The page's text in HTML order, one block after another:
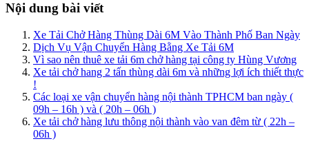
Nội dung bài viết
Xe Tải Chở Hàng Thùng Dài 6M Vào Thành Phố Ban Ngày
Dịch Vụ Vận Chuyển Hàng Bằng Xe Tải 6M
Vì sao nên thuê xe tải 6m chở hàng tại công ty Hùng Vương
Xe tải chở hang 2 tấn thùng dài 6m và những lợi ích thiết thực
!
Các loại xe vận chuyển hàng nội thành TPHCM ban ngày (
09h – 16h ) và ( 20h – 06h )
Xe tải chở hàng lưu thông nội thành vào van đêm từ ( 22h –
06h )